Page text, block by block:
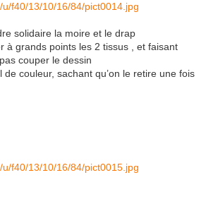
f40/13/10/16/84/pict0014.jpg
solidaire la moire et le drap
à grands points les 2 tissus , et faisant
couper le dessin
couleur, sachant qu’on le retire une fois
f40/13/10/16/84/pict0015.jpg